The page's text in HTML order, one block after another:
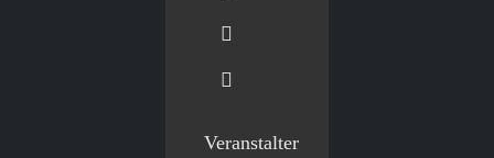
Veranstalter